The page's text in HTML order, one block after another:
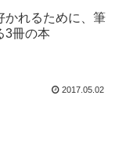
かれるために、筆
3冊の本
2017.05.02